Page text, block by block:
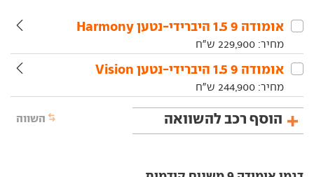
אומודה‏ 9‏ 1.5 היברידי-נטען Harmony
מחיר: 229,900 ש"ח
אומודה‏ 9‏ 1.5 היברידי-נטען Vision
מחיר: 244,900 ש"ח
הוסף רכב להשוואה השווה